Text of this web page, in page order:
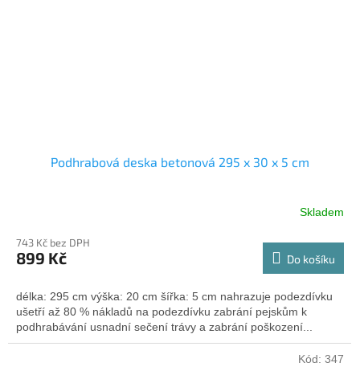
Podhrabová deska betonová 295 x 30 x 5 cm
Skladem
743 Kč bez DPH
899 Kč Do košíku
délka: 295 cm výška: 20 cm šířka: 5 cm nahrazuje podezdívku
ušetří až 80 % nákladů na podezdívku zabrání pejskům k
podhrabávání usnadní sečení trávy a zabrání poškození...
Kód: 347